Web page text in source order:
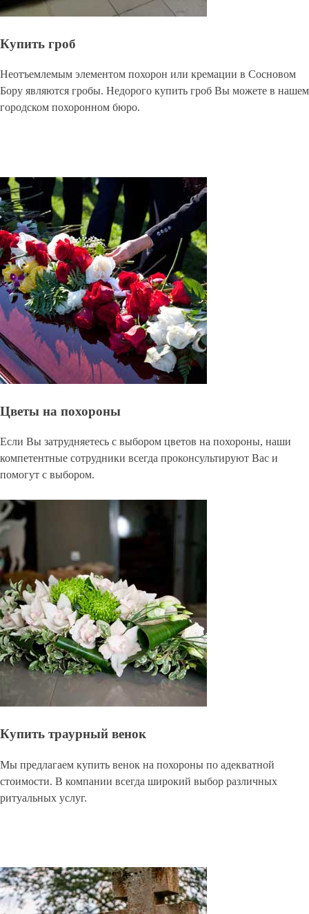
Купить гроб
Неотъемлемым элементом похорон или кремации в Сосновом
Бору являются гробы. Недорого купить гроб Вы можете в нашем
городском похоронном бюро.
Цветы на похороны
Если Вы затрудняетесь с выбором цветов на похороны, наши
компетентные сотрудники всегда проконсультируют Вас и
помогут с выбором.
Купить траурный венок
Мы предлагаем купить венок на похороны по адекватной
стоимости. В компании всегда широкий выбор различных
ритуальных услуг.